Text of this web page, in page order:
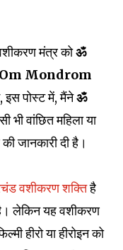
मंत्र कोॐ
Om Mondrom
इस पोस्ट में, मैंनेॐ
वांछित महिला या
जानकारी दी है।
वशीकरण शक्तिहै
लेकिन यह वशीकरण
हीरो या हीरोइन को